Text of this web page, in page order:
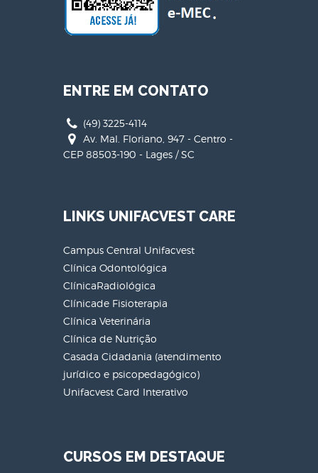
ENTRE EM CONTATO
(49) 3225-4114
Av. Mal. Floriano, 947 - Centro -
CEP 88503-190 - Lages / SC
LINKS UNIFACVEST CARE
Campus Central Unifacvest
Clínica Odontológica
ClínicaRadiológica
Clínicade Fisioterapia
Clínica Veterinária
Clínica de Nutrição
Casada Cidadania (atendimento
jurídico e psicopedagógico)
Unifacvest Card Interativo
CURSOS EM DESTAQUE